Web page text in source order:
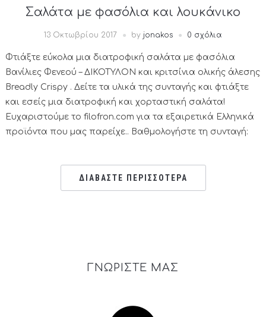
Σαλάτα με φασόλια και λουκάνικο
13 Οκτωβρίου 2017 by jonakos 0 σχόλια
Φτιάξτε εύκολα μια διατροφική σαλάτα με φασόλια
Βανίλιες Φενεού – ΔΙΚΟΤΥΛΟΝ και κριτσίνια ολικής άλεσης
Breadly Crispy . Δείτε τα υλικά της συνταγής και φτιάξτε
και εσείς μια διατροφική και χορταστική σαλάτα!
Ευχαριστούμε το filofron.com για τα εξαιρετικά Ελληνικά
προϊόντα που μας παρείχε.. Βαθμολογήστε τη συνταγή:
ΔΙΑΒΑΣΤΕ ΠΕΡΙΣΣΟΤΕΡΑ
ΓΝΩΡΙΣΤΕ ΜΑΣ